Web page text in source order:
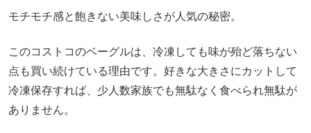
モチモチ感と飽きない美味しさが人気の秘密。
このコストコのベーグルは、冷凍しても味が殆ど落ちない
点も買い続けている理由です。好きな大きさにカットして
冷凍保存すれば、少人数家族でも無駄なく食べられ無駄が
ありません。